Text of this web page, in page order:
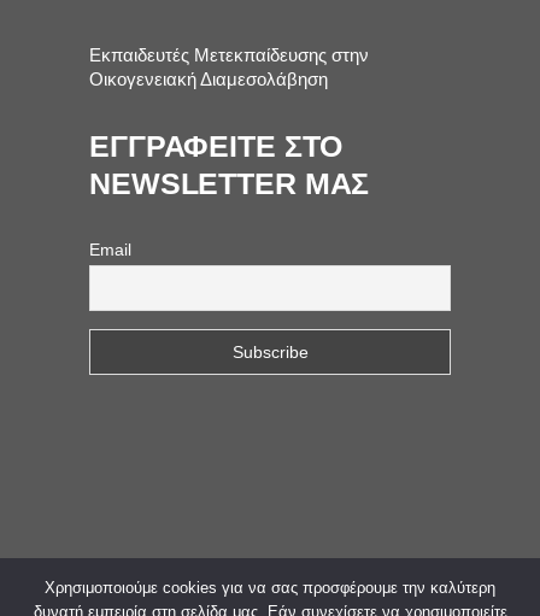
Εκπαιδευτές Μετεκπαίδευσης στην
Οικογενειακή Διαμεσολάβηση
ΕΓΓΡΑΦΕΙΤΕ ΣΤΟ
NEWSLETTER ΜΑΣ
Email
© 2023. All Rights Reserved. Web Design &
Χρησιμοποιούμε cookies για να σας προσφέρουμε την καλύτερη
δυνατή εμπειρία στη σελίδα μας. Εάν συνεχίσετε να χρησιμοποιείτε